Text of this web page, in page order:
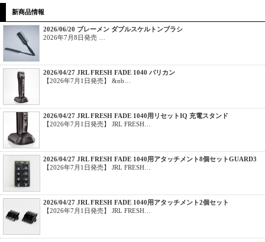
新商品情報
2026/06/20 ブレーメン ダブルスケルトンブラシ
2026年7月8日発売 …
2026/04/27 JRL FRESH FADE 1040 バリカン
【2026年7月1日発売】 &nb…
2026/04/27 JRL FRESH FADE 1040用リセットIQ 充電スタンド
【2026年7月1日発売】 JRL FRESH…
2026/04/27 JRL FRESH FADE 1040用アタッチメント8個セットGUARD3
【2026年7月1日発売】 JRL FRESH…
2026/04/27 JRL FRESH FADE 1040用アタッチメント2個セット
【2026年7月1日発売】 JRL FRESH…